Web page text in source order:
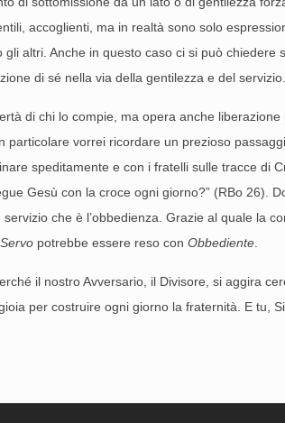
accoglienti, ma in realtà sono solo
altri. Anche in questo caso ci si può
di sé nella via della gentilezza e del servizio.
di chi lo compie, ma opera anche
vorrei ricordare un prezioso
speditamente e con i fratelli sulle tracce di
Gesù con la croce ogni giorno?” (RBo 26).
che è l’obbedienza. Grazie al quale la
Servo potrebbe essere reso con Obbediente
il nostro Avversario, il Divisore, si aggira
per costruire ogni giorno la fraternità. E tu,